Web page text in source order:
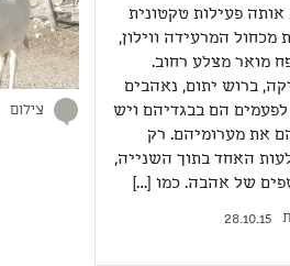
אותה פעילות טקטונית
המרעידה ווילון,
מואר מצלע רחוב.
ברוש יתום, נאהבים
לפעמים הם בבגדיהם ויש
את מערומיהם. רק
האחד בתוך השנייה,
של אהבה. כמו […]
28.10.15
צילום